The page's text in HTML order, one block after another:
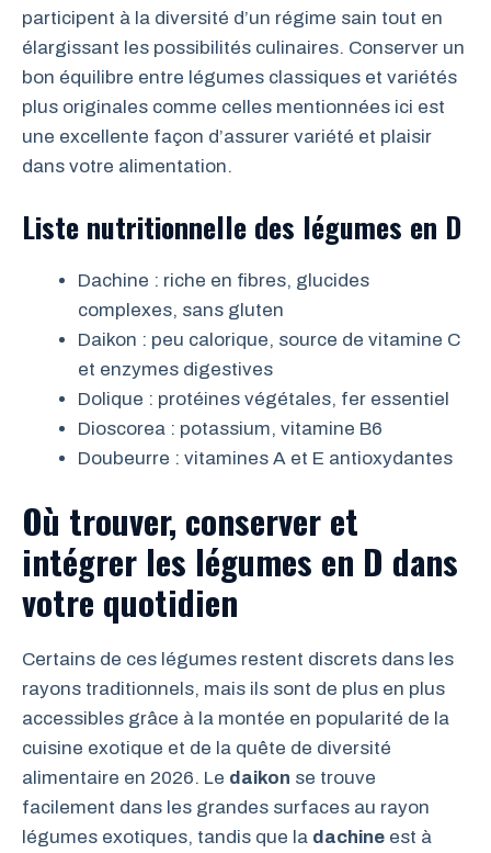
participent à la diversité d’un régime sain tout en
élargissant les possibilités culinaires. Conserver un
bon équilibre entre légumes classiques et variétés
plus originales comme celles mentionnées ici est
une excellente façon d’assurer variété et plaisir
dans votre alimentation.
Liste nutritionnelle des légumes en D
Dachine : riche en fibres, glucides
complexes, sans gluten
Daikon : peu calorique, source de vitamine C
et enzymes digestives
Dolique : protéines végétales, fer essentiel
Dioscorea : potassium, vitamine B6
Doubeurre : vitamines A et E antioxydantes
Où trouver, conserver et
intégrer les légumes en D dans
votre quotidien
Certains de ces légumes restent discrets dans les
rayons traditionnels, mais ils sont de plus en plus
accessibles grâce à la montée en popularité de la
cuisine exotique et de la quête de diversité
alimentaire en 2026. Le daikon se trouve
facilement dans les grandes surfaces au rayon
légumes exotiques, tandis que la dachine est à